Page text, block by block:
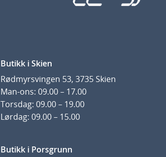
Butikk i Skien
Rødmyrsvingen 53, 3735 Skien
Man-ons: 09.00 – 17.00
Torsdag: 09.00 – 19.00
Lørdag: 09.00 – 15.00
Butikk i Porsgrunn